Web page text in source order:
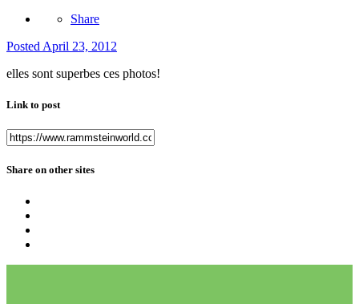
Share
Posted April 23, 2012
elles sont superbes ces photos!
Link to post
Share on other sites